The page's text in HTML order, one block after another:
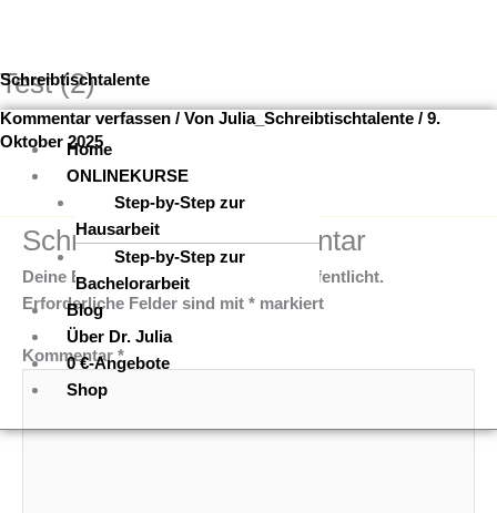
Zum
Inhalt
springen
Schreibtischtalente
Menü
Home
ONLINEKURSE
Step-by-Step zur
Hausarbeit
Step-by-Step zur
Bachelorarbeit
Blog
Über Dr. Julia
0 €-Angebote
Shop
Test (2)
Kommentar verfassen / Von Julia_Schreibtischtalente / 9.
Oktober 2025
Schreibe einen Kommentar
Deine E-Mail-Adresse wird nicht veröffentlicht.
Erforderliche Felder sind mit * markiert
Kommentar *